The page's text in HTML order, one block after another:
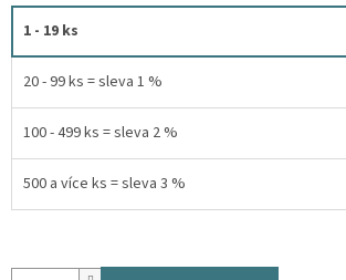
1 - 19 ks
20 - 99 ks = sleva 1 %
100 - 499 ks = sleva 2 %
500 a více ks = sleva 3 %